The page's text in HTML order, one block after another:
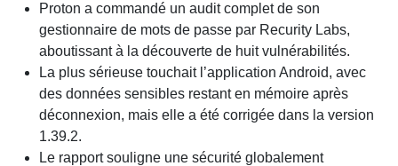
Proton a commandé un audit complet de son
gestionnaire de mots de passe par Recurity Labs,
aboutissant à la découverte de huit vulnérabilités.
La plus sérieuse touchait l’application Android, avec
des données sensibles restant en mémoire après
déconnexion, mais elle a été corrigée dans la version
1.39.2.
Le rapport souligne une sécurité globalement